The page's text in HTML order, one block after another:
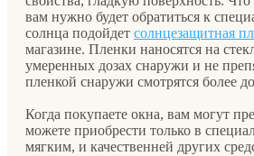
вам нужно будет обратиться к
солнца подойдет солнцезащитная
магазине. Пленки наносятся на
умеренных дозах снаружи и не
пленкой снаружи смотрятся более
Когда покупаете окна, вам могут
можете приобрести только в
мягким, и качественней других